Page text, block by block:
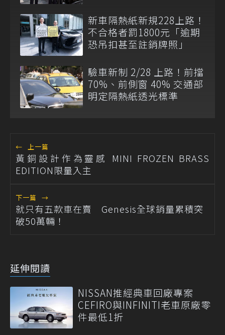
新車隔熱紙新規228上路！
不合格者罰1800元「逾期
恐吊扣甚至註銷牌照」
驗車新制 2/28 上路！前擋
70%、前側窗 40% 交通部
明定隔熱紙透光標準
← 上一篇
黃銅設計作為靈感 MINI FROZEN BRASS
EDITION限量入主
下一篇 →
就只有五款車在賣 Genesis全球銷量累積突
破50萬輛！
延伸閱讀
NISSAN推經典車回廠專案
CEFIRO與INFINITI老車原廠零
件最低1折